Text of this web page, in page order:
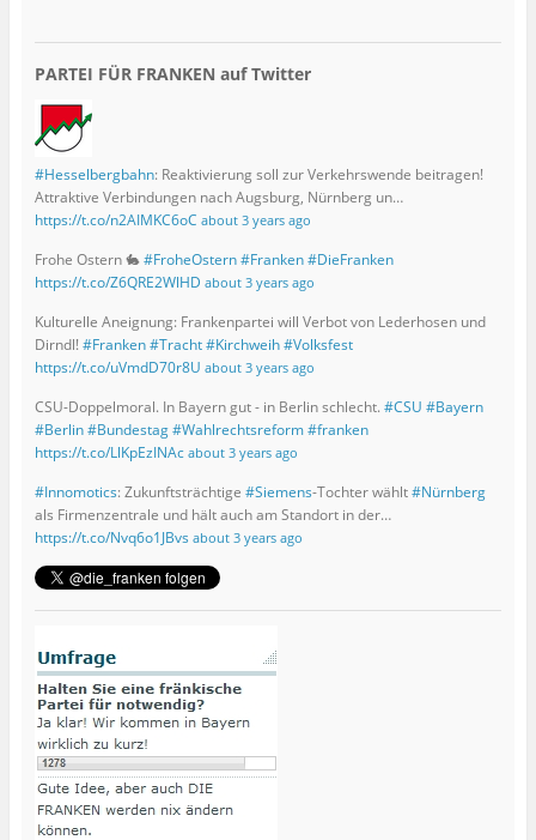
PARTEI FÜR FRANKEN auf Twitter
#Hesselbergbahn: Reaktivierung soll zur Verkehrswende beitragen!
Attraktive Verbindungen nach Augsburg, Nürnberg un…
https://t.co/n2AIMKC6oC about 3 years ago
Frohe Ostern 🐇#FroheOstern #Franken #DieFranken
https://t.co/Z6QRE2WlHD about 3 years ago
Kulturelle Aneignung: Frankenpartei will Verbot von Lederhosen und
Dirndl! #Franken #Tracht #Kirchweih #Volksfest
https://t.co/uVmdD70r8U about 3 years ago
CSU-Doppelmoral. In Bayern gut - in Berlin schlecht. #CSU #Bayern
#Berlin #Bundestag #Wahlrechtsreform #franken
https://t.co/LlKpEzINAc about 3 years ago
#Innomotics: Zukunftsträchtige #Siemens-Tochter wählt#Nürnberg
als Firmenzentrale und hält auch am Standort in der…
https://t.co/Nvq6o1JBvs about 3 years ago